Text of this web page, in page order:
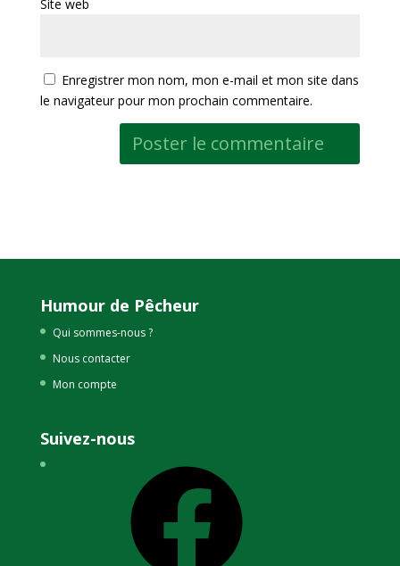
Site web
Enregistrer mon nom, mon e-mail et mon site dans
le navigateur pour mon prochain commentaire.
Humour de Pêcheur
Qui sommes-nous ?
Nous contacter
Mon compte
Suivez-nous